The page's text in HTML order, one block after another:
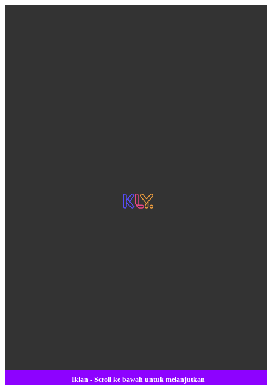
Iklan - Scroll ke bawah untuk melanjutkan